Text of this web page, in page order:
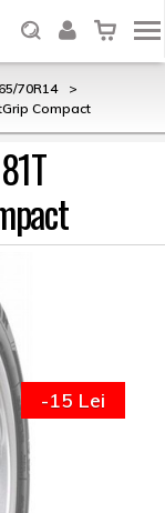
70R14
>
Compact
-15 Lei